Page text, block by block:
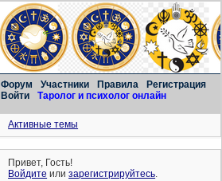
Форум Участники Правила
Регистрация
Войти
Таролог и психолог онлайн
Активные темы
Привет, Гость!
Войдите илизарегистрируйтесь.